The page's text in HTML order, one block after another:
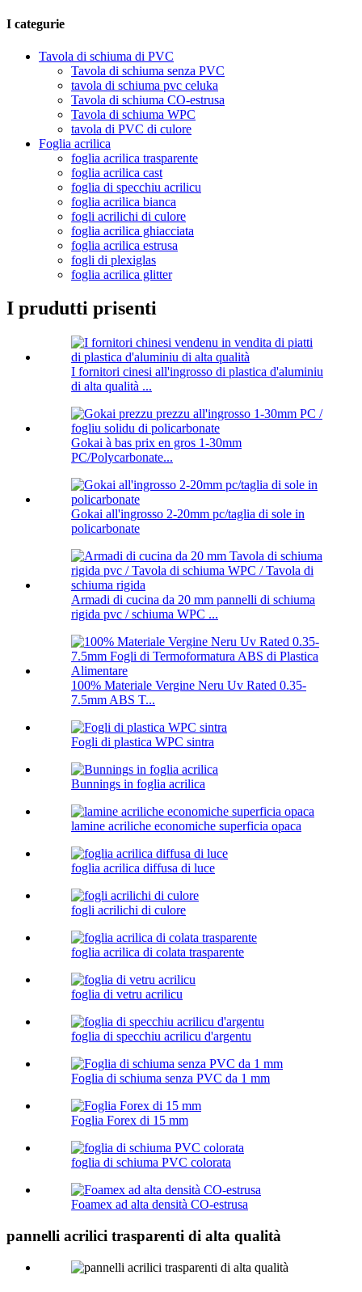
I categurie
Tavola di schiuma di PVC
Tavola di schiuma senza PVC
tavola di schiuma pvc celuka
Tavola di schiuma CO-estrusa
Tavola di schiuma WPC
tavola di PVC di culore
Foglia acrilica
foglia acrilica trasparente
foglia acrilica cast
foglia di specchiu acrilicu
foglia acrilica bianca
fogli acrilichi di culore
foglia acrilica ghiacciata
foglia acrilica estrusa
fogli di plexiglas
foglia acrilica glitter
I prudutti prisenti
I fornitori cinesi all'ingrosso di plastica d'aluminiu
di alta qualità ...
Gokai à bas prix en gros 1-30mm
PC/Polycarbonate...
Gokai all'ingrosso 2-20mm pc/taglia di sole in
policarbonate
Armadi di cucina da 20 mm pannelli di schiuma
rigida pvc / schiuma WPC ...
100% Materiale Vergine Neru Uv Rated 0.35-
7.5mm ABS T...
Fogli di plastica WPC sintra
Bunnings in foglia acrilica
lamine acriliche economiche superficia opaca
foglia acrilica diffusa di luce
fogli acrilichi di culore
foglia acrilica di colata trasparente
foglia di vetru acrilicu
foglia di specchiu acrilicu d'argentu
Foglia di schiuma senza PVC da 1 mm
Foglia Forex di 15 mm
foglia di schiuma PVC colorata
Foamex ad alta densità CO-estrusa
pannelli acrilici trasparenti di alta qualità